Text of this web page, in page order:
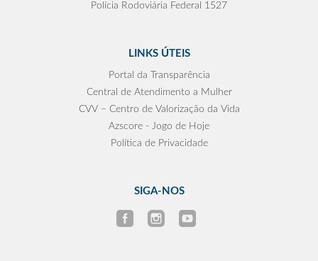
Polícia Rodoviária Federal 1527
LINKS ÚTEIS
Portal da Transparência
Central de Atendimento a Mulher
CVV – Centro de Valorização da Vida
Azscore - Jogo de Hoje
Política de Privacidade
SIGA-NOS